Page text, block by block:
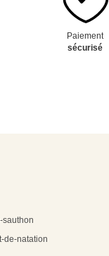
Paiement
sécurisé